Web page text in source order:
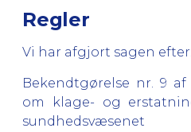
Regler
Vi har afgjort sagen efter:
Bekendtgørelse nr. 9
om klage- og